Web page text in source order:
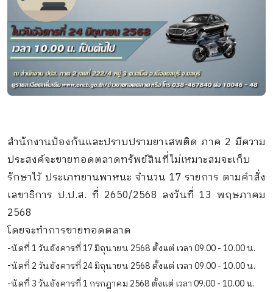
สำนักงานป้องกันและปราบปรามยาเสพติด ภาค 2 มีความ
ประสงค์จะขายทอดตลาดทรัพย์สินที่ไม่เหมาะสมจะเก็บ
รักษาไว้ ประเภทยานพาหนะ จำนวน 17 รายการ ตามคำสั่ง
เลขาธิการ ป.ป.ส. ที่ 2650/2568 ลงวันที่ 13 พฤษภาคม
2568
โดยจะทำการขายทอดตลาด
-นัดที่ 1 วันอังคารที่ 17 มิถุนายน 2568 ตั้งแต่ เวลา 09.00 - 10.00 น.
-นัดที่ 2 วันอังคารที่ 24 มิถุนายน 2568 ตั้งแต่ เวลา 09.00 - 10.00 น.
-นัดที่ 3 วันอังคารที่ 1 กรกฎาคม 2568 ตั้งแต่ เวลา 09.00 - 10.00 น.